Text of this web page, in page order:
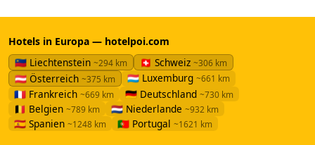
Hotels in Europa — hotelpoi.com
🇱🇮 Liechtenstein ~294 km 🇨🇭 Schweiz ~306 km
🇦🇹 Österreich ~375 km 🇱🇺 Luxemburg ~661 km
🇫🇷 Frankreich ~669 km 🇩🇪 Deutschland ~730 km
🇧🇪 Belgien ~789 km 🇳🇱 Niederlande ~932 km
🇪🇸 Spanien ~1248 km 🇵🇹 Portugal ~1621 km